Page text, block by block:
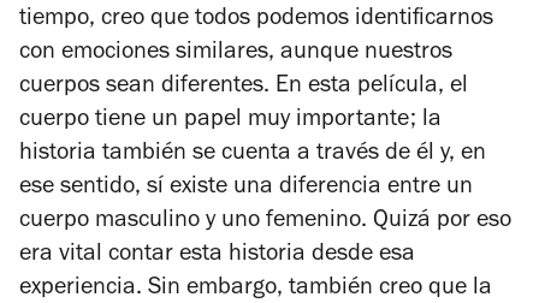
tiempo, creo que todos podemos identificarnos
con emociones similares, aunque nuestros
cuerpos sean diferentes. En esta película, el
cuerpo tiene un papel muy importante; la
historia también se cuenta a través de él y, en
ese sentido, sí existe una diferencia entre un
cuerpo masculino y uno femenino. Quizá por eso
era vital contar esta historia desde esa
experiencia. Sin embargo, también creo que la